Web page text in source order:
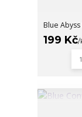
Blue
199 Kč/